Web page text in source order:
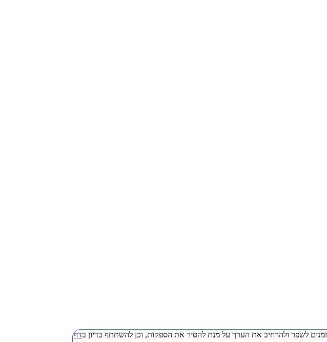
לשפר ולהרחיב את הערך על מנת להסיר את הספקות, וכן להשתתף בדיון בדף